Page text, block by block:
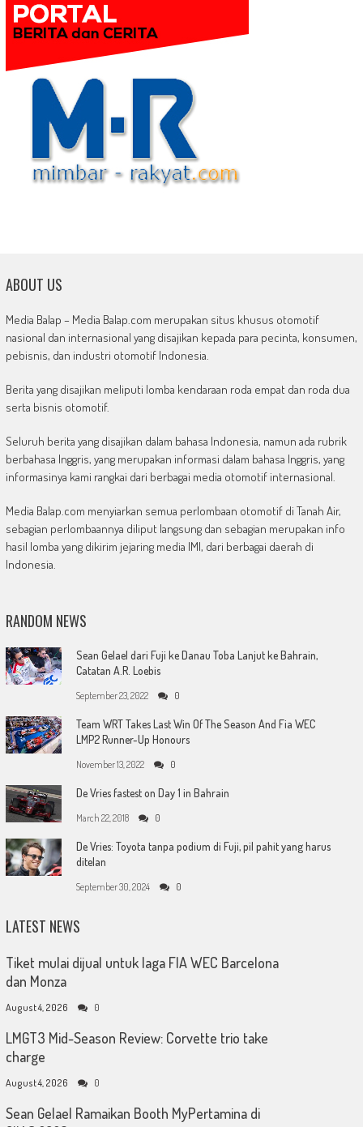
ABOUT US
Media Balap – Media Balap.com merupakan situs khusus otomotif
nasional dan internasional yang disajikan kepada para pecinta, konsumen,
pebisnis, dan industri otomotif Indonesia.
Berita yang disajikan meliputi lomba kendaraan roda empat dan roda dua
serta bisnis otomotif.
Seluruh berita yang disajikan dalam bahasa Indonesia, namun ada rubrik
berbahasa Inggris, yang merupakan informasi dalam bahasa Inggris, yang
informasinya kami rangkai dari berbagai media otomotif internasional.
Media Balap.com menyiarkan semua perlombaan otomotif di Tanah Air,
sebagian perlombaannya diliput langsung dan sebagian merupakan info
hasil lomba yang dikirim jejaring media IMI, dari berbagai daerah di
Indonesia.
RANDOM NEWS
Sean Gelael dari Fuji ke Danau Toba Lanjut ke Bahrain,
Catatan A.R. Loebis
September 23, 2022 0
Team WRT Takes Last Win Of The Season And Fia WEC
LMP2 Runner-Up Honours
November 13, 2022 0
De Vries fastest on Day 1 in Bahrain
March 22, 2018 0
De Vries: Toyota tanpa podium di Fuji, pil pahit yang harus
ditelan
September 30, 2024 0
LATEST NEWS
Tiket mulai dijual untuk laga FIA WEC Barcelona
dan Monza
August 4, 2026 0
LMGT3 Mid-Season Review: Corvette trio take
charge
August 4, 2026 0
Sean Gelael Ramaikan Booth MyPertamina di